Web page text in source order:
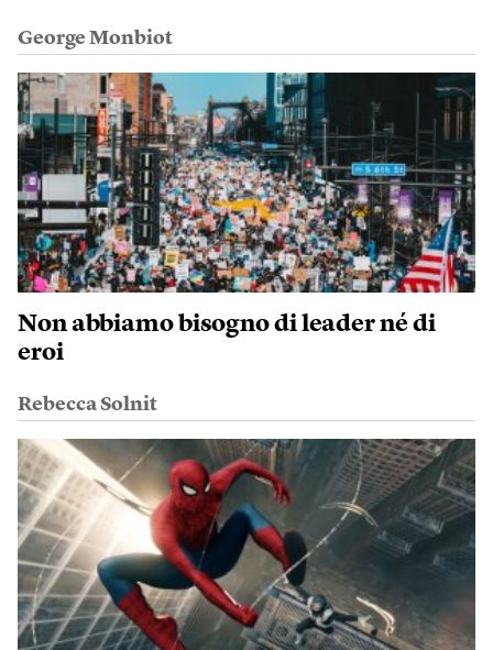
George Monbiot
Non abbiamo bisogno di leader né di
eroi
Rebecca Solnit